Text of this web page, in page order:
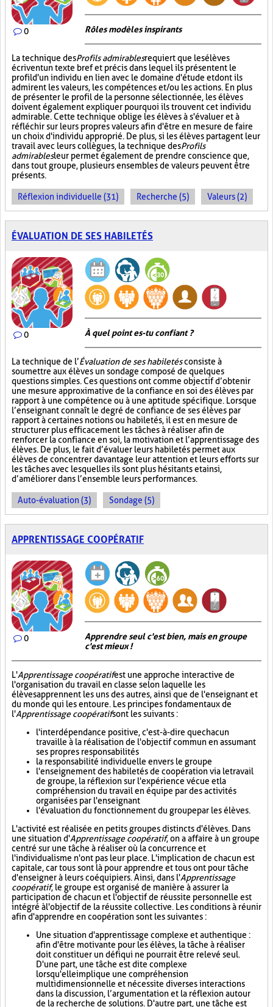
0 Rôles modèles inspirants
La technique desProfils admirablesrequiert que les élèves
écrivent un texte bref et précis dans lequel ils présentent le
profil d'un individu en lien avec le domaine d'étude et dont ils
admirent les valeurs, les compétences et/ou les actions. En plus
de présenter le profil de la personne sélectionnée, les élèves
doivent également expliquer pourquoi ils trouvent cet individu
admirable. Cette technique oblige les élèves à s'évaluer et à
réfléchir sur leurs propres valeurs afin d'être en mesure de faire
un choix d'individu approprié. De plus, si les élèves partagent leur
travail avec leurs collègues, la technique desProfils
admirablesleur permet également de prendre conscience que,
dans tout groupe, plusieurs ensembles de valeurs peuvent être
présents.
Réflexion individuelle (31) Recherche (5) Valeurs (2)
ÉVALUATION DE SES HABILETÉS
0 À quel point es-tu confiant ?
La technique de l’Évaluation de ses habiletésconsiste à
soumettre aux élèves un sondage composé de quelques
questions simples. Ces questions ont comme objectif d’obtenir
une mesure approximative de la confiance en soi des élèves par
rapport à une compétence ou à une aptitude spécifique. Lorsque
l’enseignant connaît le degré de confiance de ses élèves par
rapport à certaines notions ou habiletés, il est en mesure de
structurer plus efficacement les tâches à réaliser afin de
renforcer la confiance en soi, la motivation et l’apprentissage des
élèves. De plus, le fait d’évaluer leurs habiletés permet aux
élèves de concentrer davantage leur attention et leurs efforts sur
les tâches avec lesquelles ils sont plus hésitants et ainsi,
d’améliorer dans l’ensemble leurs performances.
Auto-évaluation (3) Sondage (5)
APPRENTISSAGE COOPÉRATIF
0
Apprendre seul c'est bien, mais en groupe
c'est mieux !
L'Apprentissage coopératifest une approche interactive de
l'organisation du travail en classe selon laquelle les
élèves apprennent les uns des autres, ainsi que de l'enseignant et
du monde qui les entoure. Les principes fondamentaux de
l'Apprentissage coopératifsont les suivants :
l'interdépendance positive, c'est-à-dire que chacun
travaille à la réalisation de l'objectif commun en assumant
ses propres responsabilités
la responsabilité individuelle envers le groupe
l'enseignement des habiletés de coopération via le travail
de groupe, la réflexion sur l'expérience vécue et la
compréhension du travail en équipe par des activités
organisées par l'enseignant
l'évaluation du fonctionnement du groupe par les élèves.
L'activité est réalisée en petits groupes distincts d'élèves. Dans
une situation d'Apprentissage coopératif, on a affaire à un groupe
centré sur une tâche à réaliser où la concurrence et
l'individualisme n'ont pas leur place. L'implication de chacun est
capitale, car tous sont là pour apprendre et tous ont pour tâche
d'enseigner à leurs coéquipiers. Ainsi, dans l'Apprentissage
coopératif, le groupe est organisé de manière à assurer la
participation de chacun et l'objectif de réussite personnelle est
intégré à l'objectif de la réussite collective. Les conditions à réunir
afin d'apprendre en coopération sont les suivantes :
Une situation d'apprentissage complexe et authentique :
afin d'être motivante pour les élèves, la tâche à réaliser
doit constituer un défi qui ne pourrait être relevé seul.
D'une part, une tâche est dite complexe
lorsqu'elle implique une compréhension
multidimensionnelle et nécessite diverses interactions
dans la discussion, l’argumentation et la réflexion autour
de la recherche de solutions. D'autre part, une tâche est